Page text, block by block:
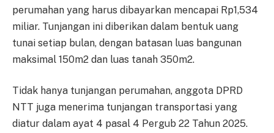
perumahan yang harus dibayarkan mencapai Rp1,534
miliar. Tunjangan ini diberikan dalam bentuk uang
tunai setiap bulan, dengan batasan luas bangunan
maksimal 150m2 dan luas tanah 350m2.
Tidak hanya tunjangan perumahan, anggota DPRD
NTT juga menerima tunjangan transportasi yang
diatur dalam ayat 4 pasal 4 Pergub 22 Tahun 2025.